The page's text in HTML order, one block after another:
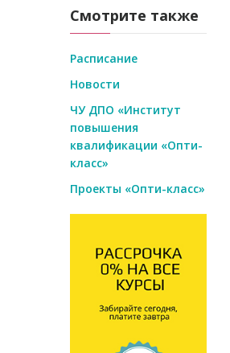
Смотрите также
Расписание
Новости
ЧУ ДПО «Институт
повышения
квалификации «Опти-
класс»
Проекты «Опти-класс»